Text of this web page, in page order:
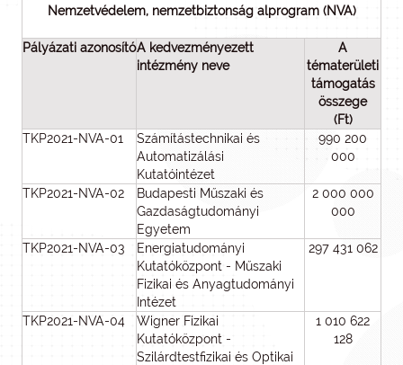
Nemzetvédelem, nemzetbiztonság alprogram (NVA)
Pályázati azonosítóA kedvezményezett
intézmény neve
A
tématerületi
támogatás
összege
(Ft)
TKP2021-NVA-01
Számítástechnikai és
Automatizálási
Kutatóintézet
990 200
000
TKP2021-NVA-02
Budapesti Műszaki és
Gazdaságtudományi
Egyetem
2 000 000
000
TKP2021-NVA-03
Energiatudományi
Kutatóközpont - Műszaki
Fizikai és Anyagtudományi
Intézet
297 431 062
TKP2021-NVA-04
Wigner Fizikai
Kutatóközpont -
Szilárdtestfizikai és Optikai
1 010 622
128